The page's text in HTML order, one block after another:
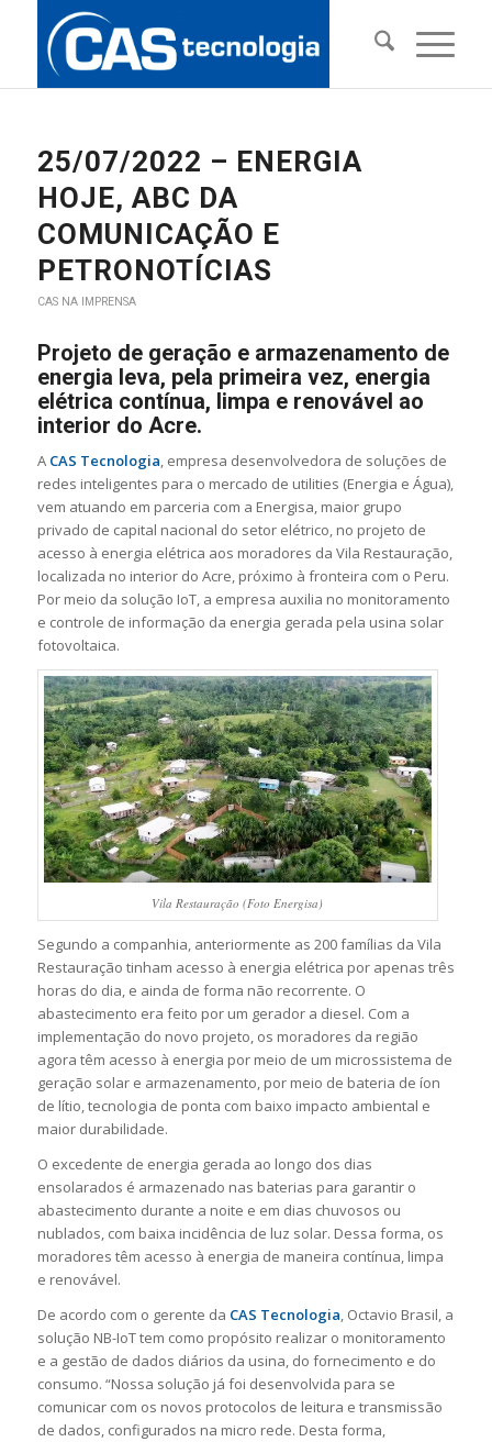
25/07/2022 – ENERGIA
HOJE, ABC DA
COMUNICAÇÃO E
PETRONOTÍCIAS
CAS NA IMPRENSA
Projeto de geração e armazenamento de
energia leva, pela primeira vez, energia
elétrica contínua, limpa e renovável ao
interior do Acre.
A CAS Tecnologia, empresa desenvolvedora de soluções de
redes inteligentes para o mercado de utilities (Energia e Água),
vem atuando em parceria com a Energisa, maior grupo
privado de capital nacional do setor elétrico, no projeto de
acesso à energia elétrica aos moradores da Vila Restauração,
localizada no interior do Acre, próximo à fronteira com o Peru.
Por meio da solução IoT, a empresa auxilia no monitoramento
e controle de informação da energia gerada pela usina solar
fotovoltaica.
Vila Restauração (Foto Energisa)
Segundo a companhia, anteriormente as 200 famílias da Vila
Restauração tinham acesso à energia elétrica por apenas três
horas do dia, e ainda de forma não recorrente. O
abastecimento era feito por um gerador a diesel. Com a
implementação do novo projeto, os moradores da região
agora têm acesso à energia por meio de um microssistema de
geração solar e armazenamento, por meio de bateria de íon
de lítio, tecnologia de ponta com baixo impacto ambiental e
maior durabilidade.
O excedente de energia gerada ao longo dos dias
ensolarados é armazenado nas baterias para garantir o
abastecimento durante a noite e em dias chuvosos ou
nublados, com baixa incidência de luz solar. Dessa forma, os
moradores têm acesso à energia de maneira contínua, limpa
e renovável.
De acordo com o gerente da CAS Tecnologia, Octavio Brasil, a
solução NB-IoT tem como propósito realizar o monitoramento
e a gestão de dados diários da usina, do fornecimento e do
consumo. “Nossa solução já foi desenvolvida para se
comunicar com os novos protocolos de leitura e transmissão
de dados, configurados na micro rede. Desta forma,